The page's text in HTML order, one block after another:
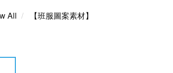
All 【班服圖案素材】